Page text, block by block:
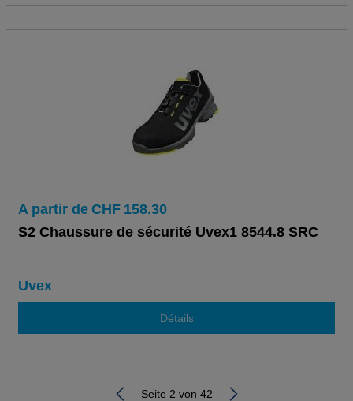
A partir de CHF 158.30
S2 Chaussure de sécurité Uvex1 8544.8 SRC
Uvex
Détails
Seite 2 von 42